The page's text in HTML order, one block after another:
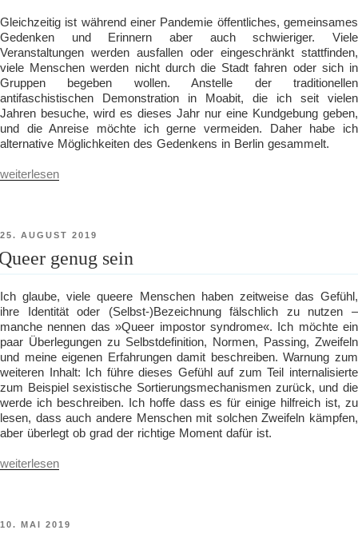
Gleichzeitig ist während einer Pandemie öffentliches, gemeinsames
Gedenken und Erinnern aber auch schwieriger. Viele
Veranstaltungen werden ausfallen oder eingeschränkt stattfinden,
viele Menschen werden nicht durch die Stadt fahren oder sich in
Gruppen begeben wollen. Anstelle der traditionellen
antifaschistischen Demonstration in Moabit, die ich seit vielen
Jahren besuche, wird es dieses Jahr nur eine Kundgebung geben,
und die Anreise möchte ich gerne vermeiden. Daher habe ich
alternative Möglichkeiten des Gedenkens in Berlin gesammelt.
„Gedenken
Berlin“
weiterlesen
VERÖFFENTLICHT
AM
25. AUGUST 2019
genug sein
Ich glaube, viele queere Menschen haben zeitweise das Gefühl,
ihre Identität oder (Selbst-)Bezeichnung fälschlich zu nutzen –
manche nennen das »Queer impostor syndrome«. Ich möchte ein
paar Überlegungen zu Selbstdefinition, Normen, Passing, Zweifeln
und meine eigenen Erfahrungen damit beschreiben. Warnung zum
weiteren Inhalt: Ich führe dieses Gefühl auf zum Teil internalisierte
zum Beispiel sexistische Sortierungsmechanismen zurück, und die
werde ich beschreiben. Ich hoffe dass es für einige hilfreich ist, zu
lesen, dass auch andere Menschen mit solchen Zweifeln kämpfen,
aber überlegt ob grad der richtige Moment dafür ist.
„Queer
weiterlesen
VERÖFFENTLICHT
10. MAI 2019